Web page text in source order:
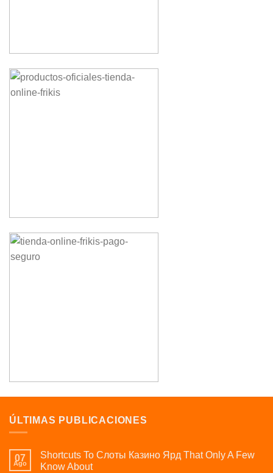
ÚLTIMAS PUBLICACIONES
07
Ago
Shortcuts To Слоты Казино Ярд That Only A Few
Know About